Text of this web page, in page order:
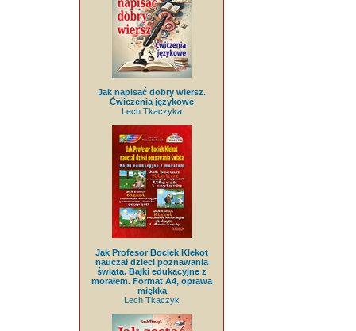
Jak napisać dobry wiersz.
Ćwiczenia językowe
Lech Tkaczyka
Jak Profesor Bociek Klekot
nauczał dzieci poznawania
świata. Bajki edukacyjne z
morałem. Format A4, oprawa
miękka
Lech Tkaczyk